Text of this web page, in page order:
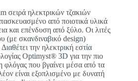
σειρά ηλεκτρικών τζακιών
από ποιοτικά υλικά
και επένδυση από ξύλο. Οι λιτές
(με σκανδιναβικό design)
την ηλεκτρική εστία
Optimyst® 3D για την πιο
φλόγας που βγαίνει μέσα από τα
είναι εξοπλισμένο με δυνατή